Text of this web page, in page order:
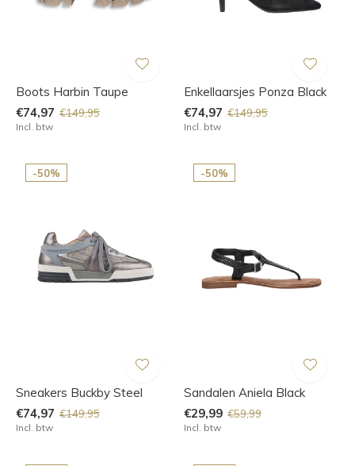
Boots Harbin Taupe
€74,97 €149,95
Incl. btw
Enkellaarsjes Ponza Black
€74,97 €149,95
Incl. btw
-50%
Sneakers Buckby Steel
€74,97 €149,95
Incl. btw
-50%
Sandalen Aniela Black
€29,99 €59,99
Incl. btw